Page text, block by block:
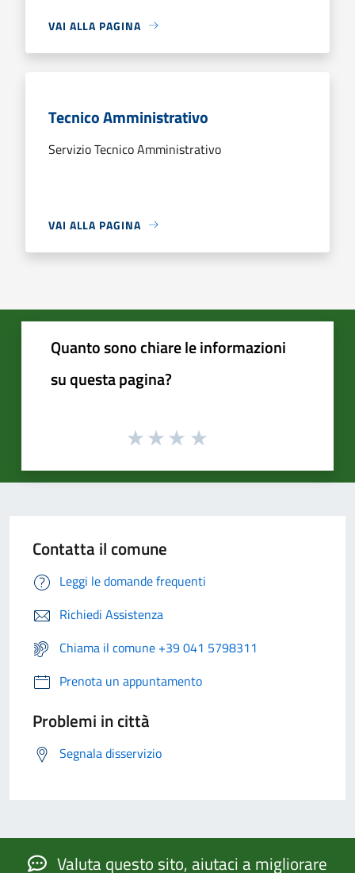
VAI ALLA PAGINA
Tecnico Amministrativo
Servizio Tecnico Amministrativo
VAI ALLA PAGINA
Quanto sono chiare le informazioni
su questa pagina?
Contatta il comune
Leggi le domande frequenti
Richiedi Assistenza
Chiama il comune +39 041 5798311
Prenota un appuntamento
Problemi in città
Segnala disservizio
Valuta questo sito, aiutaci a migliorare